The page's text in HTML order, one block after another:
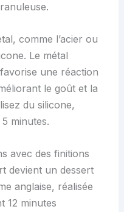
comme l’acier ou
Le métal
une réaction
le goût et la
du silicone,
minutes.
avec des finitions
devient un dessert
anglaise, réalisée
12 minutes